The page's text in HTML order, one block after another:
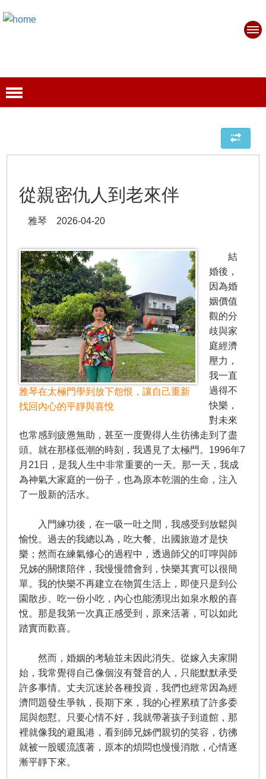
從親密仇人到老來伴
雅琴 2026-04-20
雅琴在太極門學到放下怨恨，讓自己重新
找回內心的平靜與喜悅
結
婚後，
因為婚
姻價值
觀的分
歧與家
庭經濟
壓力，
我一直
過得不
快樂，
對未來
也常感到疲憊無助，甚至一度覺得人生彷彿走到了盡
頭。就在那樣低潮的時刻，我遇見了太極門。1996年7
月21日，是我人生中非常重要的一天。那一天，我成
為神氣大家庭的一份子，也為原本乾涸的生命，注入
了一股新的活水。
入門練功後，在一吸一吐之間，我感受到放鬆與
愉悅。過去的我總以為，吃大餐、出國旅遊才是快
樂；然而在練氣修心的過程中，透過師父的叮嚀與師
兄姊的關懷陪伴，我慢慢體會到，快樂其實可以很簡
單。我的快樂不再建立在物質生活上，即使只是到公
園散步、吃一份小吃，內心也能湧現出如泉水般的喜
悅。那是我第一次真正感受到，原來活著，可以如此
踏實而歡喜。
然而，婚姻的考驗並未因此消失。從嫁入夫家開
始，我常覺得自己像個沒有聲音的人，只能默默承受
許多事情。丈夫沉迷於各種投資，我們也經常因為經
濟問題發生爭執，長期下來，我的心裡累積了許多委
屈與怨懟。只要心情不好，我就帶著孩子到道館，那
裡就像我的避風港，看到師兄姊們親切的笑容，彷彿
就被一股暖流護著，原本的煩悶也慢慢消散，心情逐
漸平靜下來。